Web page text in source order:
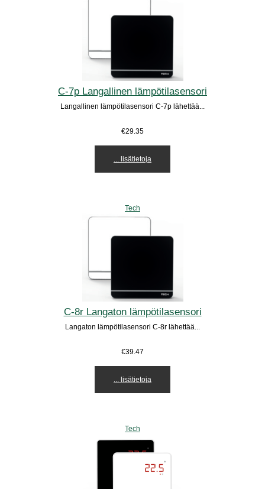
C-7p Langallinen lämpötilasensori
Langallinen lämpötilasensori C-7p lähettää...
€29.35
... lisätietoja
Tech
C-8r Langaton lämpötilasensori
Langaton lämpötilasensori C-8r lähettää...
€39.47
... lisätietoja
Tech